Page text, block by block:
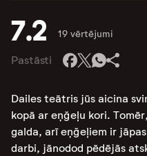
7.2 19 vērtējumi
Pastāsti
Dailes teātris jūs aicina
kopā ar eņğeļu kori.
galda, arī eņğeļiem ir
darbi, jānodod pēdējās